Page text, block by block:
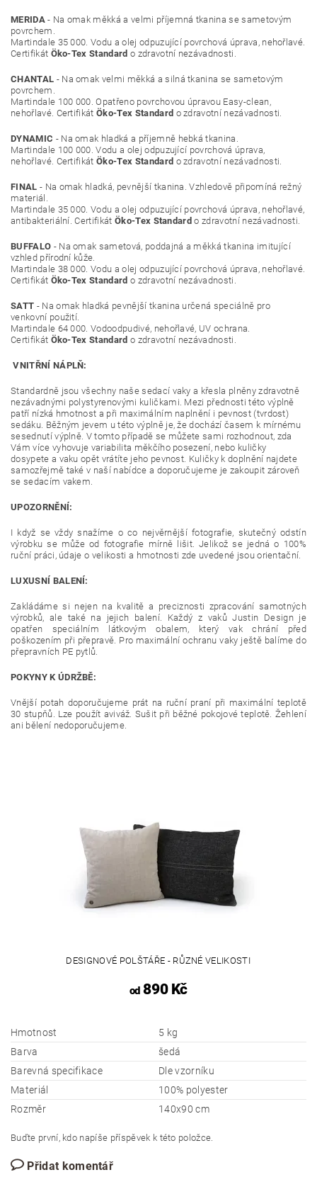
MERIDA- Na omak měkká a velmi příjemná tkanina se sametovým
povrchem.
Martindale 35 000. Vodu a olej odpuzující povrchová úprava, nehořlavé.
Certifikát Öko-Tex Standard o zdravotní nezávadnosti.
CHANTAL - Na omak velmi měkká a silná tkanina se sametovým
povrchem.
Martindale 100 000. Opatřeno povrchovou úpravou Easy-clean,
nehořlavé. CertifikátÖko-Tex Standard o zdravotní nezávadnosti.
DYNAMIC - Na omak hladká a příjemně hebká tkanina.
Martindale 100 000. Vodu a olej odpuzující povrchová úprava,
nehořlavé. CertifikátÖko-Tex Standard o zdravotní nezávadnosti.
FINAL - Na omak hladká, pevnější tkanina. Vzhledově připomíná režný
materiál.
Martindale 35 000. Vodu a olej odpuzující povrchová úprava, nehořlavé,
antibakteriální. Certifikát Öko-Tex Standardo zdravotní nezávadnosti.
BUFFALO - Na omak sametová, poddajná a měkká tkanina imitující
vzhled přírodní kůže.
Martindale 38 000. Vodu a olej odpuzující povrchová úprava, nehořlavé.
Certifikát Öko-Tex Standard o zdravotní nezávadnosti.
SATT - Na omak hladká pevnější tkanina určená speciálně pro
venkovní použití.
Martindale 64 000. Vodoodpudivé, nehořlavé, UV ochrana.
Certifikát Öko-Tex Standard o zdravotní nezávadnosti.
VNITŘNÍ NÁPLŇ:
Standardně jsou všechny naše sedací vaky a křesla plněny zdravotně
nezávadnými polystyrenovými kuličkami. Mezi přednosti této výplně
patří nízká hmotnost a při maximálním naplnění i pevnost (tvrdost)
sedáku. Běžným jevem u této výplně je, že dochází časem k mírnému
sesednutí výplně. V tomto případě se můžete sami rozhodnout, zda
Vám více vyhovuje variabilita měkčího posezení, nebo kuličky
dosypete a vaku opět vrátíte jeho pevnost. Kuličky k doplnění najdete
samozřejmě také v naší nabídce a doporučujeme je zakoupit zároveň
se sedacím vakem.
UPOZORNĚNÍ:
I když se vždy snažíme o co nejvěrnější fotografie, skutečný odstín
výrobku se může od fotografie mírně lišit. Jelikož se jedná o 100%
ruční práci, údaje o velikosti a hmotnosti zde uvedené jsou orientační.
LUXUSNÍ BALENÍ:
Zakládáme si nejen na kvalitě a preciznosti zpracování samotných
výrobků, ale také na jejich balení. Každý z vaků Justin Design je
opatřen speciálním látkovým obalem, který vak chrání před
poškozením při přepravě. Pro maximální ochranu vaky ještě balíme do
přepravních PE pytlů.
POKYNY K ÚDRŽBĚ:
Vnější potah doporučujeme prát na ruční praní při maximální teplotě
30 stupňů. Lze použít aviváž. Sušit při běžné pokojové teplotě. Žehlení
ani bělení nedoporučujeme.
DESIGNOVÉ POLŠTÁŘE - RŮZNÉ VELIKOSTI
od890 Kč
Hmotnost
5 kg
Barva
šedá
Barevná specifikace
Dle vzorníku
Materiál
100% polyester
Rozměr
140x90 cm
Buďte první, kdo napíše příspěvek k této položce.
Přidat komentář